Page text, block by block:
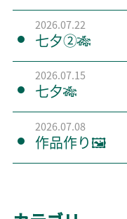
2026.07.22
七夕②🎋
2026.07.15
七夕🎋
2026.07.08
作品作り🖼️